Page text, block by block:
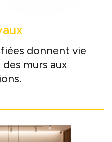
donnent vie
murs aux